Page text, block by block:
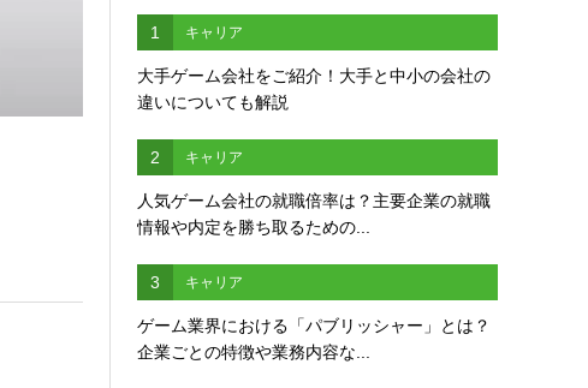
1 キャリア
大手ゲーム会社をご紹介！大手と中小の会社の
違いについても解説
2 キャリア
人気ゲーム会社の就職倍率は？主要企業の就職
情報や内定を勝ち取るための...
3 キャリア
ゲーム業界における「パブリッシャー」とは？
企業ごとの特徴や業務内容な...